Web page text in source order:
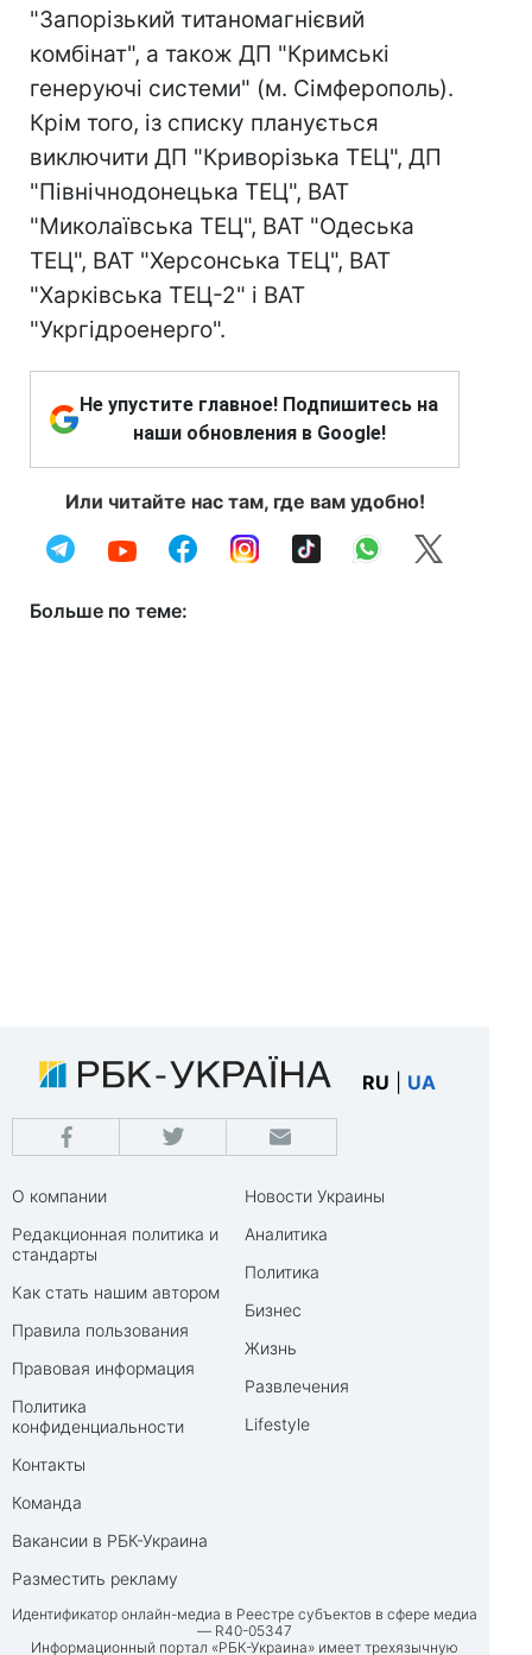
"Запорізький титаномагнієвий
комбінат", а також ДП "Кримські
генеруючі системи" (м. Сімферополь).
Крім того, із списку планується
виключити ДП "Криворізька ТЕЦ", ДП
"Північнодонецька ТЕЦ", ВАТ
"Миколаївська ТЕЦ", ВАТ "Одеська
ТЕЦ", ВАТ "Херсонська ТЕЦ", ВАТ
"Харківська ТЕЦ-2" і ВАТ
"Укргідроенерго".
Не упустите главное! Подпишитесь на
наши обновления в Google!
Или читайте нас там, где вам удобно!
Больше по теме:
RU UA
О компании
Редакционная политика и
стандарты
Как стать нашим автором
Правила пользования
Правовая информация
Политика
конфиденциальности
Контакты
Команда
Вакансии в РБК-Украина
Разместить рекламу
Новости Украины
Аналитика
Политика
Бизнес
Жизнь
Развлечения
Lifestyle
Идентификатор онлайн-медиа в Реестре субъектов в сфере медиа
— R40-05347
Информационный портал «РБК-Украина» имеет трехязычную